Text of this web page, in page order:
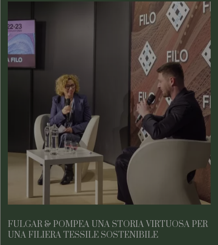
FULGAR & POMPEA UNA STORIA VIRTUOSA PER
UNA FILIERA TESSILE SOSTENIBILE